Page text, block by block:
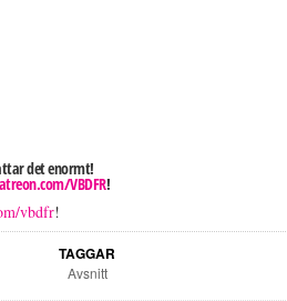
det enormt!
VBDFR!
vbdfr!
TAGGAR
Avsnitt